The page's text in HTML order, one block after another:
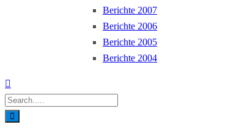
Berichte 2007
Berichte 2006
Berichte 2005
Berichte 2004